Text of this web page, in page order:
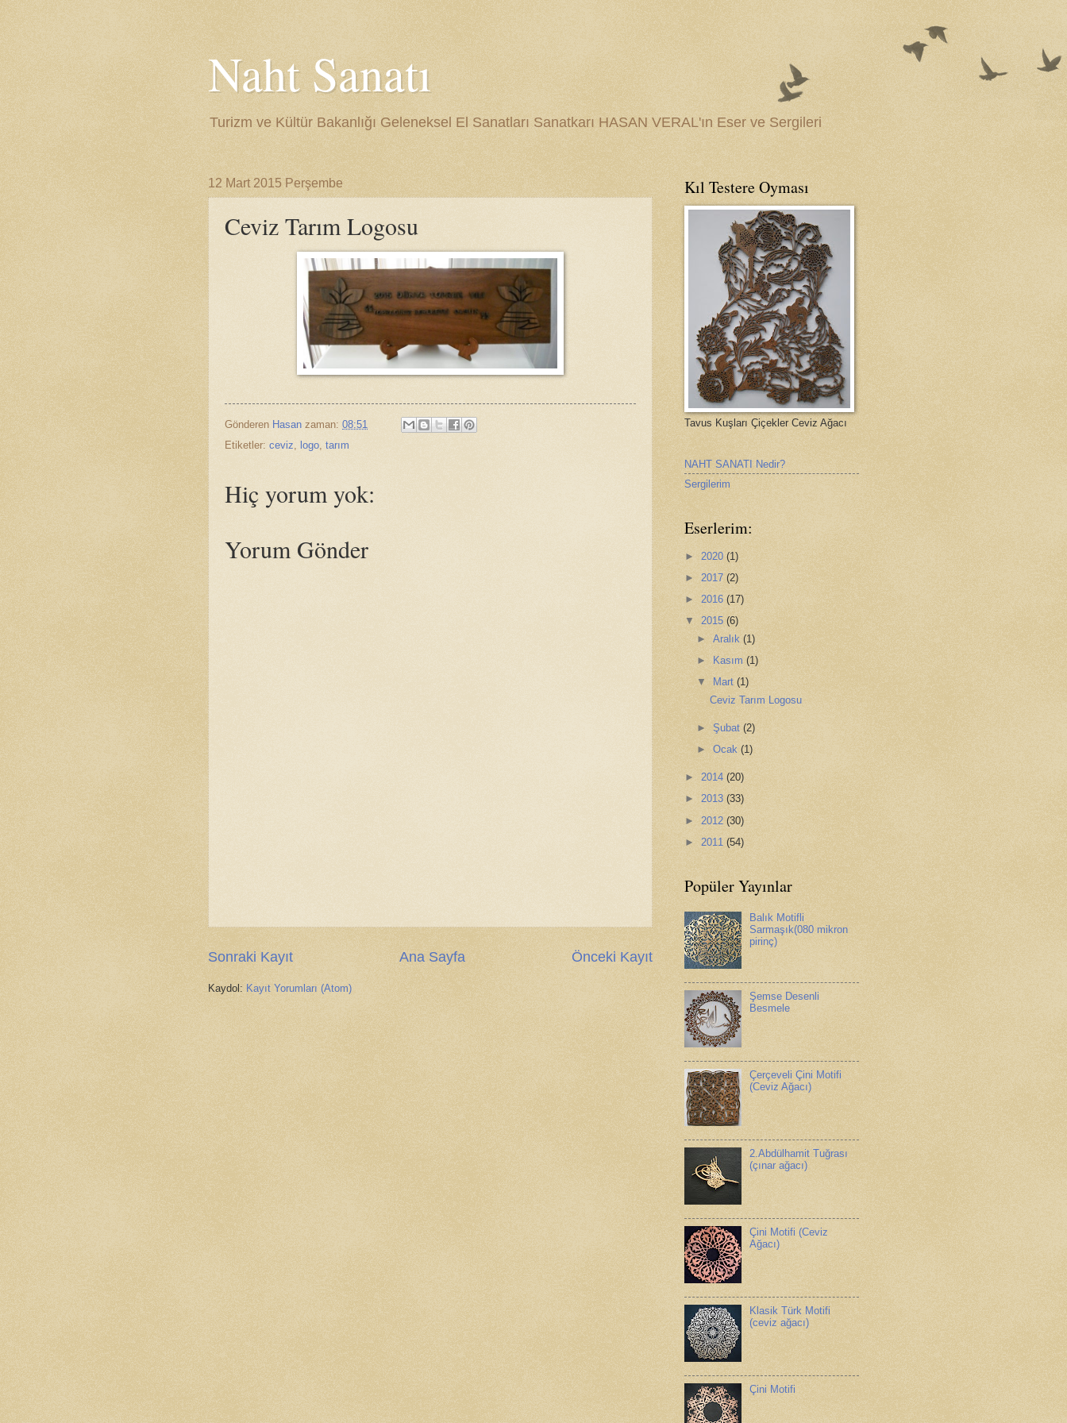
Naht Sanatı
Turizm ve Kültür Bakanlığı Geleneksel El Sanatları Sanatkarı HASAN VERAL'ın Eser ve Sergileri
12 Mart 2015 Perşembe
Ceviz Tarım Logosu
Gönderen Hasan zaman: 08:51
Etiketler: ceviz, logo, tarım
Hiç yorum yok:
Yorum Gönder
Sonraki Kayıt Önceki Kayıt
Ana Sayfa
Kaydol: Kayıt Yorumları (Atom)
Kıl Testere Oyması
Tavus Kuşları Çiçekler Ceviz Ağacı
NAHT SANATI Nedir?
Sergilerim
Eserlerim:
► 2020 (1)
► 2017 (2)
► 2016 (17)
▼ 2015 (6)
►Aralık(1)
►
Kasım(1)
▼
Mart(1)
Ceviz Tarım Logosu
►Şubat(2)
►Ocak(1)
► 2014 (20)
► 2013 (33)
► 2012 (30)
► 2011 (54)
Popüler Yayınlar
Balık Motifli
Sarmaşık(080 mikron
pirinç)
Şemse Desenli
Besmele
Çerçeveli Çini Motifi
(Ceviz Ağacı)
2.Abdülhamit Tuğrası
(çınar ağacı)
Çini Motifi (Ceviz
Ağacı)
Klasik Türk Motifi
(ceviz ağacı)
Çini Motifi